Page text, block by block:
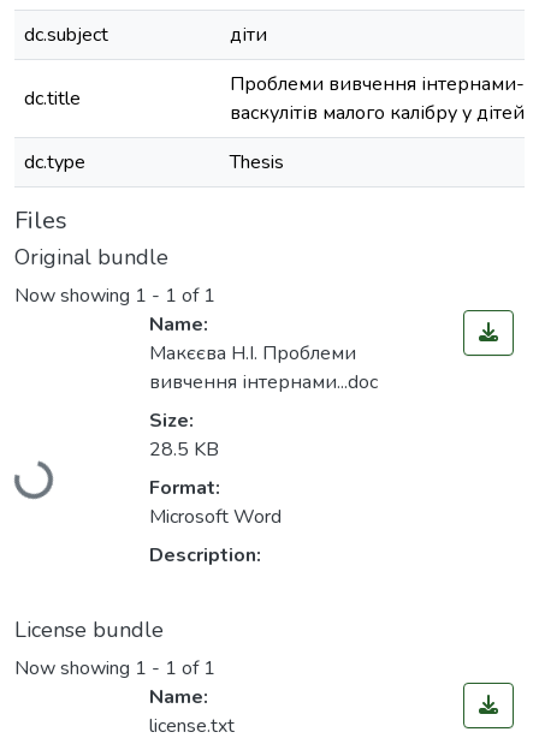
dc.subject
діти
dc.title
Проблеми вивчення інтернами-
васкулітів малого калібру у дітей
dc.type
Thesis
Files
Original bundle
Now showing 1 - 1 of 1
Loading...
Name:
Макєєва Н.І. Проблеми
вивчення інтернами...doc
Size:
28.5 KB
Format:
Microsoft Word
Description:
License bundle
Now showing 1 - 1 of 1
Name:
license.txt